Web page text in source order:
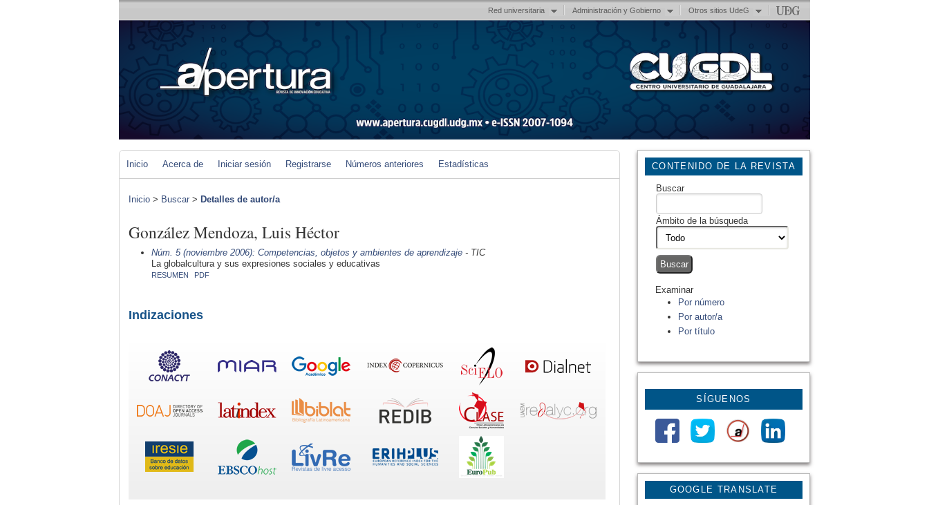
Red universitaria Administración y Gobierno Otros sitios UdeG
GOOGLE TRANSLATE
CONTENIDO DE LA REVISTA
Buscar
Ámbito de la búsqueda
Examinar
Por número
Por autor/a
Por título
SÍGUENOS
Inicio Acerca de Iniciar sesión Registrarse Números anteriores Estadísticas
Inicio > Buscar > Detalles de autor/a
González Mendoza, Luis Héctor
Núm. 5 (noviembre 2006): Competencias, objetos y ambientes de aprendizaje- TIC
La globalcultura y sus expresiones sociales y educativas
RESUMEN PDF
Indizaciones